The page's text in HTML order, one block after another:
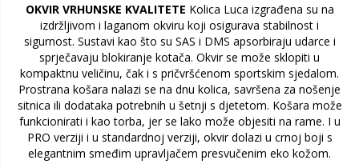
OKVIR VRHUNSKE KVALITETE Kolica Luca izgrađena su na
izdržljivom i laganom okviru koji osigurava stabilnost i
sigurnost. Sustavi kao što su SAS i DMS apsorbiraju udarce i
sprječavaju blokiranje kotača. Okvir se može sklopiti u
kompaktnu veličinu, čak i s pričvršćenom sportskim sjedalom.
Prostrana košara nalazi se na dnu kolica, savršena za nošenje
sitnica ili dodataka potrebnih u šetnji s djetetom. Košara može
funkcionirati i kao torba, jer se lako može objesiti na rame. I u
PRO verziji i u standardnoj verziji, okvir dolazi u crnoj boji s
elegantnim smeđim upravljačem presvučenim eko kožom.